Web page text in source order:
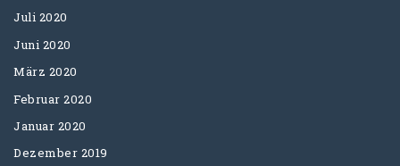
Juli 2020
Juni 2020
März 2020
Februar 2020
Januar 2020
Dezember 2019